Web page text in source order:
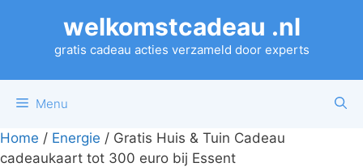
welkomstcadeau .nl
gratis cadeau acties verzameld door experts
Menu
Home / Energie / Gratis Huis & Tuin Cadeau
cadeaukaart tot 300 euro bij Essent